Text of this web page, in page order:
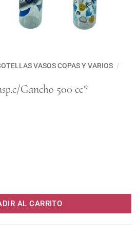
VASOS COPAS Y VARIOS /
Gancho 500 cc*
AL CARRITO